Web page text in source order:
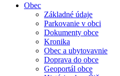
Obec
Základné údaje
Parkovanie v obci
Dokumenty obce
Kronika
Obec a ubytovavnie
Doprava do obce
Geoportál obce